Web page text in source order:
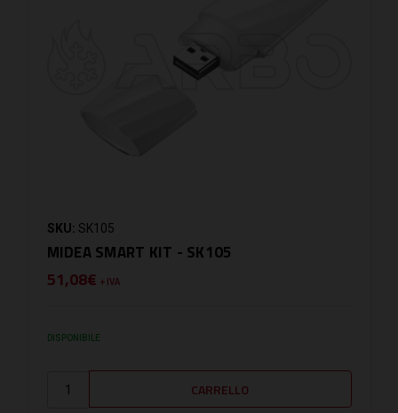
SKU: SK105
MIDEA SMART KIT - SK105
51,08€ + IVA
DISPONIBILE